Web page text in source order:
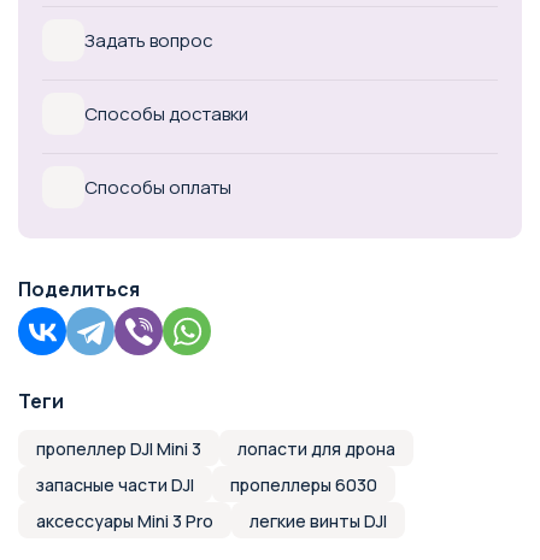
Задать вопрос
Способы доставки
Способы оплаты
Поделиться
Теги
пропеллер DJI Mini 3
лопасти для дрона
запасные части DJI
пропеллеры 6030
аксессуары Mini 3 Pro
легкие винты DJI